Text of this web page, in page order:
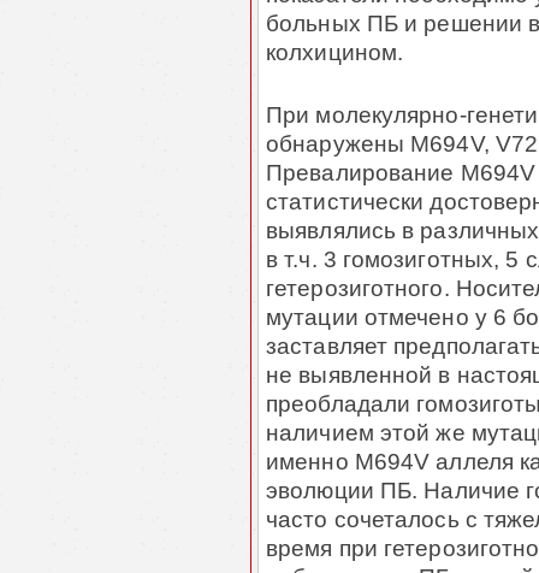
больных ПБ и решении
колхицином.
При молекулярно-
обнаружены M694V,
Превалирование
статистически
выявлялись в
в т.ч. 3 гомозиготных, 5
гетерозиготного.
мутации отмечено у 6
заставляет
не выявленной в
преобладали
наличием этой же
именно М694V аллеля
эволюции ПБ. Наличие
часто сочеталось с
время при